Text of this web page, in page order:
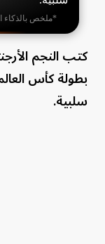
*ملخص بالذكاء
كتب النجم
سلبية.